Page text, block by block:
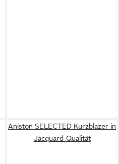
Aniston SELECTED Kurzblazer in
Jacquard-Qualität